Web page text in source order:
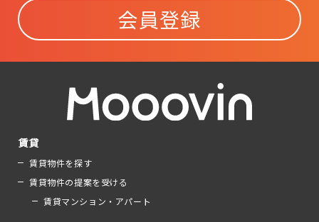
会員登録
賃貸
賃貸物件を探す
賃貸物件の提案を受ける
賃貸マンション・アパート